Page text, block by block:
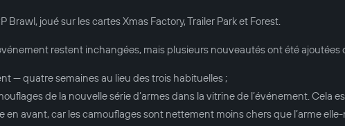
Brawl, joué sur les cartes Xmas Factory, Trailer Park et Forest.
restent inchangées, mais plusieurs nouveautés ont été
— quatre semaines au lieu des trois habituelles ;
de la nouvelle série d’armes dans la vitrine de l’événement. Cela
en avant, car les camouflages sont nettement moins chers que l’arme